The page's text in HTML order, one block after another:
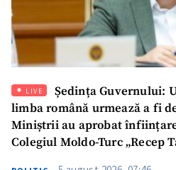
LIVE
Ședința Guvernului:
limba română urmează a fi
Miniștrii au aprobat
Colegiul Moldo-Turc „Recep